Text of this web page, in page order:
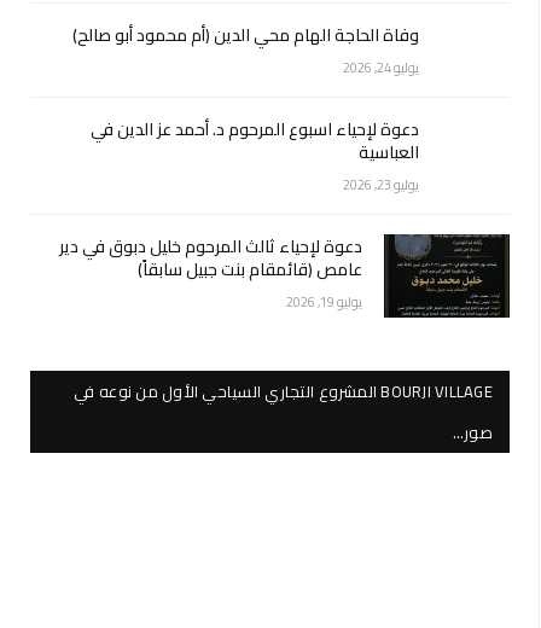
وفاة الحاجة الهام محي الدين (أم محمود أبو صالح)
يوليو 24, 2026
دعوة لإحياء اسبوع المرحوم د. أحمد عز الدين في
العباسية
يوليو 23, 2026
دعوة لإحياء ثالث المرحوم خليل دبوق في دير
عامص (قائمقام بنت جبيل سابقاً)
يوليو 19, 2026
BOURJI VILLAGE المشروع التجاري السياحي الأول من نوعه في
صور…